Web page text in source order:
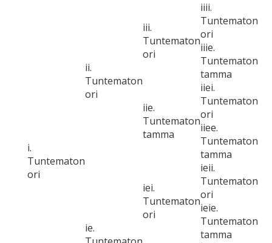
i.
Tuntematon
ori
ii.
Tuntematon
ori
iii.
Tuntematon
ori
iiii.
Tuntematon
ori
iiie.
Tuntematon
tamma
iie.
Tuntematon
tamma
iiei.
Tuntematon
ori
iiee.
Tuntematon
tamma
ie.
iei.
Tuntematon
ori
ieii.
Tuntematon
ori
ieie.
Tuntematon
tamma